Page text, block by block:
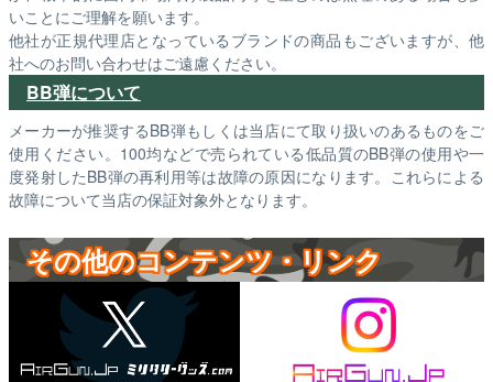
いことにご理解を願います。
他社が正規代理店となっているブランドの商品もございますが、他
社へのお問い合わせはご遠慮ください。
BB弾について
メーカーが推奨するBB弾もしくは当店にて取り扱いのあるものをご
使用ください。100均などで売られている低品質のBB弾の使用や一
度発射したBB弾の再利用等は故障の原因になります。これらによる
故障について当店の保証対象外となります。
その他のコンテンツ・リンク